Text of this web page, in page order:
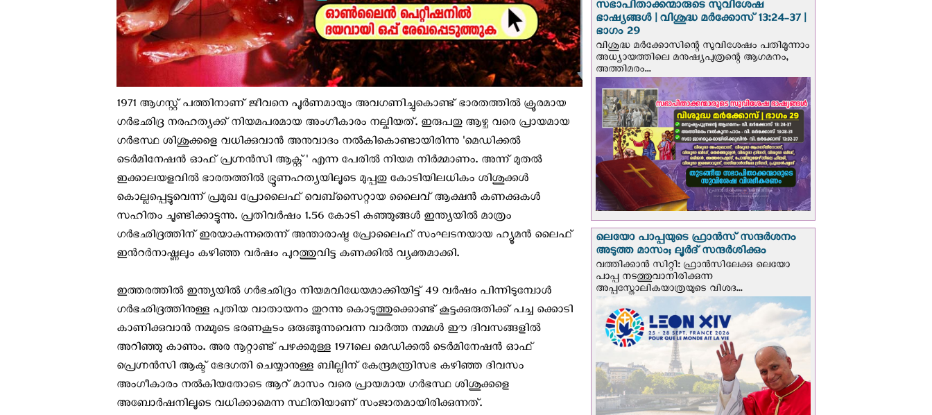
1971 ആഗസ്റ്റ് പത്തിനാണ് ജീവനെ പൂര്‍ണമായും അവഗണിച്ചുകൊണ്ട് ഭാരതത്തില്‍ ക്രൂരമായ
ഗര്‍ഭഛിദ്ര നരഹത്യക്ക് നിയമപരമായ അംഗീകാരം നല്കിയത്. ഇരുപതു ആഴ്ച വരെ പ്രായമായ
ഗര്‍ഭസ്ഥ ശിശുക്കളെ വധിക്കുവാന്‍ അനുവാദം നൽകികൊണ്ടായിരിന്നു 'മെഡിക്കൽ
ടെർമിനേഷൻ ഓഫ് പ്രഗ്നൻസി ആക്റ്റ്' എന്ന പേരില്‍ നിയമ നിര്‍മ്മാണം. അന്ന് മുതല്‍
ഇക്കാലയളവില്‍ ഭാരതത്തില്‍ ഭ്രൂണഹത്യയിലൂടെ മുപ്പതു കോടിയിലധികം ശിശുക്കള്‍
കൊല്ലപ്പെട്ടുവെന്ന് പ്രമുഖ പ്രോലെെഫ് വെബ്സൈറ്റായ ലെെെവ് ആക്ഷൻ കണക്കുകള്‍
സഹിതം ചൂണ്ടിക്കാട്ടുന്നു. പ്രതിവര്‍ഷം 1.56 കോടി കുഞ്ഞുങ്ങള്‍ ഇന്ത്യയില്‍ മാത്രം
ഗര്‍ഭഛിദ്രത്തിന് ഇരയാകുന്നതെന്ന് അന്താരാഷ്ട്ര പ്രോലൈഫ് സംഘടനയായ ഹ്യൂമന്‍ ലൈഫ്
ഇന്‍റര്‍നാഷ്ണലും കഴിഞ്ഞ വര്‍ഷം പുറത്തുവിട്ട കണക്കില്‍ വ്യക്തമാക്കി.
ഇത്തരത്തില്‍ ഇന്ത്യയിൽ ഗര്‍ഭഛിദ്രം നിയമവിധേയമാക്കിയിട്ട് 49 വര്‍ഷം പിന്നിടുമ്പോള്‍
ഗര്‍ഭഛിദ്രത്തിനുള്ള പുതിയ വാതായനം തുറന്നു കൊടുത്തുക്കൊണ്ട് കൂട്ടക്കുരുതിക്ക് പച്ച ക്കൊടി
കാണിക്കുവാന്‍ നമ്മുടെ ഭരണകൂടം ഒരുങ്ങുന്നുവെന്ന വാര്‍ത്ത നമ്മള്‍ ഈ ദിവസങ്ങളില്‍
അറിഞ്ഞു കാണും. അര നൂറ്റാണ്ട് പഴക്കമുള്ള 1971ലെ മെഡിക്കല്‍ ടെര്‍മിനേഷന്‍ ഓഫ്
പ്രെഗ്നന്‍സി ആക്ട് ഭേദഗതി ചെയ്യാനുള്ള ബില്ലിന് കേന്ദ്രമന്ത്രിസഭ കഴിഞ്ഞ ദിവസം
അംഗീകാരം നല്‍കിയതോടെ ആറ് മാസം വരെ പ്രായമായ ഗര്‍ഭസ്ഥ ശിശുക്കളെ
അബോര്‍ഷനിലൂടെ വധിക്കാമെന്ന സ്ഥിതിയാണ് സംജാതമായിരിക്കുന്നത്.
സഭാപിതാക്കന്മാരുടെ സുവിശേഷ
ഭാഷ്യങ്ങള്‍ | വിശുദ്ധ മര്‍ക്കോസ് 13:24-37 |
ഭാഗം 29
വിശുദ്ധ മര്‍ക്കോസിന്റെ സുവിശേഷം പതിമൂന്നാം
അധ്യായത്തിലെ മനുഷ്യപുത്രന്റെ ആഗമനം,
അത്തിമരം...
ലെയോ പാപ്പയുടെ ഫ്രാന്‍സ് സന്ദര്‍ശനം
അടുത്ത മാസം; ലൂര്‍ദ് സന്ദര്‍ശിക്കും
വത്തിക്കാന്‍ സിറ്റി: ഫ്രാൻസിലേക്കു ലെയോ
പാപ്പ നടത്തുവാനിരിക്കുന്ന
അപ്പസ്തോലികയാത്രയുടെ വിശദ...